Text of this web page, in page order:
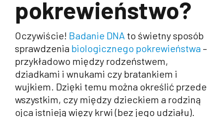
pokrewieństwo?
Oczywiście! Badanie DNA to świetny sposób
sprawdzenia biologicznego pokrewieństwa –
przykładowo między rodzeństwem,
dziadkami i wnukami czy bratankiem i
wujkiem. Dzięki temu można określić przede
wszystkim, czy między dzieckiem a rodziną
ojca istnieją więzy krwi (bez jego udziału).